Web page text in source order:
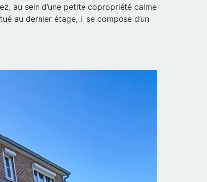
au sein d’une petite copropriété calme
au dernier étage, il se compose d’un